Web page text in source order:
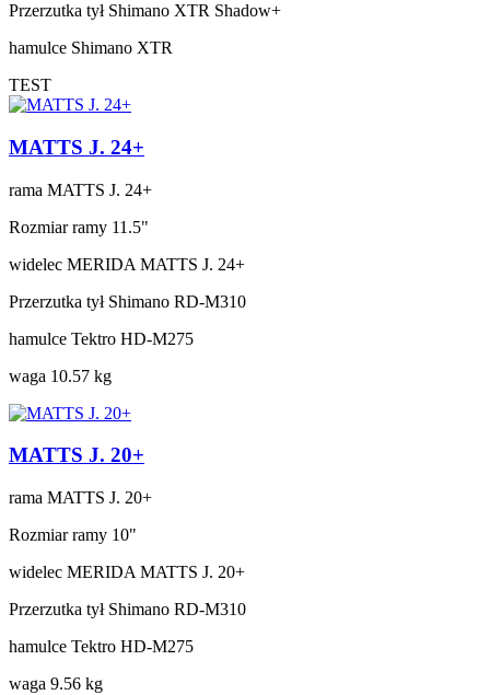
Przerzutka tył Shimano XTR Shadow+
hamulce Shimano XTR
TEST
MATTS J. 24+
rama MATTS J. 24+
Rozmiar ramy 11.5"
widelec MERIDA MATTS J. 24+
Przerzutka tył Shimano RD-M310
hamulce Tektro HD-M275
waga 10.57 kg
MATTS J. 20+
rama MATTS J. 20+
Rozmiar ramy 10"
widelec MERIDA MATTS J. 20+
Przerzutka tył Shimano RD-M310
hamulce Tektro HD-M275
waga 9.56 kg